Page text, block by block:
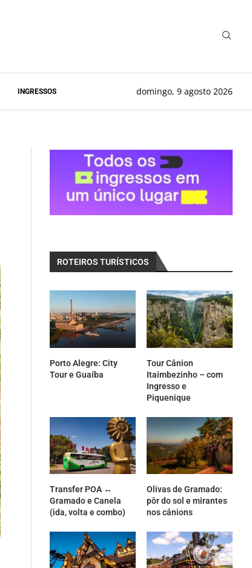
INGRESSOS domingo, 9 agosto 2026
ROTEIROS TURÍSTICOS
Porto Alegre: City
Tour e Guaíba
Tour Cânion
Itaimbezinho – com
Ingresso e
Piquenique
Transfer POA ↔
Gramado e Canela
(ida, volta e combo)
Olivas de Gramado:
pôr do sol e mirantes
nos cânions